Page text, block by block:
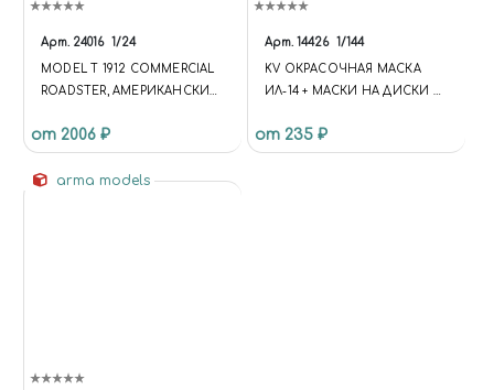
Арт. 24016 1/24
MODEL T 1912 COMMERCIAL
ROADSTER, АМЕРИКАНСКИЙ
от 2006 ₽
Арт. 14426 1/144
KV ОКРАСОЧНАЯ МАСКА
ИЛ-14 + МАСКИ НА ДИСКИ И
ФИРМЫ EASTERN EXPRESS
от 235 ₽
arma models